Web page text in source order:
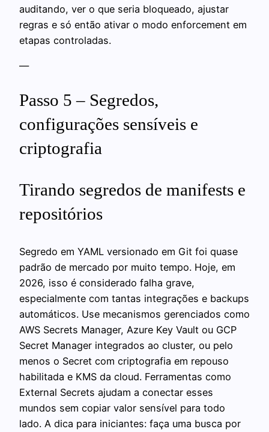
auditando, ver o que seria bloqueado, ajustar
regras e só então ativar o modo enforcement em
etapas controladas.
—
Passo 5 – Segredos,
configurações sensíveis e
criptografia
Tirando segredos de manifests e
repositórios
Segredo em YAML versionado em Git foi quase
padrão de mercado por muito tempo. Hoje, em
2026, isso é considerado falha grave,
especialmente com tantas integrações e backups
automáticos. Use mecanismos gerenciados como
AWS Secrets Manager, Azure Key Vault ou GCP
Secret Manager integrados ao cluster, ou pelo
menos o Secret com criptografia em repouso
habilitada e KMS da cloud. Ferramentas como
External Secrets ajudam a conectar esses
mundos sem copiar valor sensível para todo
lado. A dica para iniciantes: faça uma busca por